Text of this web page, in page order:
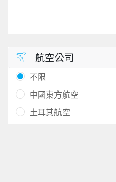
航空公司
不限
中國東方航空
土耳其航空